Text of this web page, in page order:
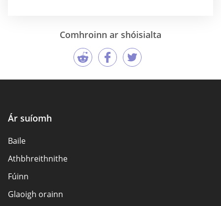
Comhroinn ar shóisialta
Ár suíomh
Baile
Athbhreithnithe
Fúinn
Glaoigh orainn